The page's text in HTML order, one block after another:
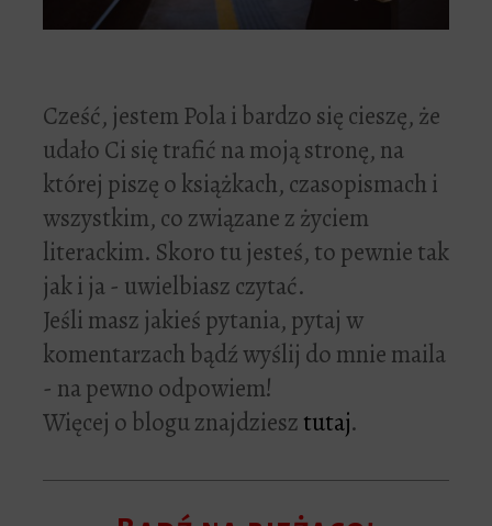
Cześć, jestem Pola i bardzo się cieszę, że
udało Ci się trafić na moją stronę, na
której piszę o książkach, czasopismach i
wszystkim, co związane z życiem
literackim. Skoro tu jesteś, to pewnie tak
jak i ja - uwielbiasz czytać.
Jeśli masz jakieś pytania, pytaj w
komentarzach bądź wyślij do mnie maila
- na pewno odpowiem!
Więcej o blogu znajdziesztutaj.